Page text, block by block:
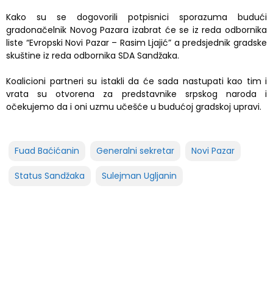
Kako su se dogovorili potpisnici sporazuma budući
gradonačelnik Novog Pazara izabrat će se iz reda odbornika
liste “Evropski Novi Pazar – Rasim Ljajić” a predsjednik gradske
skuštine iz reda odbornika SDA Sandžaka.
Koalicioni partneri su istakli da će sada nastupati kao tim i
vrata su otvorena za predstavnike srpskog naroda i
očekujemo da i oni uzmu učešće u budućoj gradskoj upravi.
Fuad Baćićanin Generalni sekretar Novi Pazar
Status Sandžaka Sulejman Ugljanin